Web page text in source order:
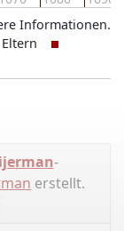
Informationen.
Eltern
-
erstellt.